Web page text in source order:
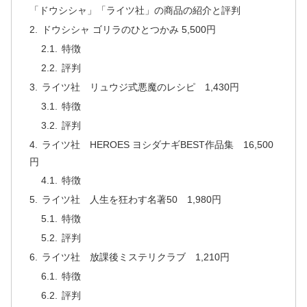
「ドウシシャ」「ライツ社」の商品の紹介と評判
ドウシシャ ゴリラのひとつかみ 5,500円
特徴
評判
ライツ社 リュウジ式悪魔のレシピ 1,430円
特徴
評判
ライツ社 HEROES ヨシダナギBEST作品集 16,500
円
特徴
ライツ社 人生を狂わす名著50 1,980円
特徴
評判
ライツ社 放課後ミステリクラブ 1,210円
特徴
評判